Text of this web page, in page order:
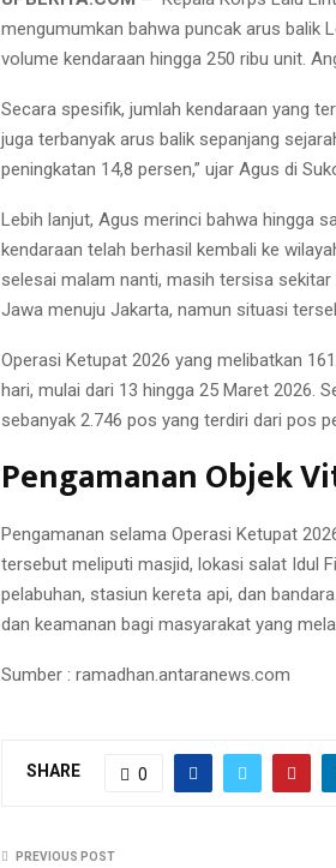
mengumumkan bahwa puncak arus balik
volume kendaraan hingga 250 ribu unit.
Secara spesifik, jumlah kendaraan yang
juga terbanyak arus balik sepanjang
peningkatan 14,8 persen,” ujar Agus di
Lebih lanjut, Agus merinci bahwa hingga
kendaraan telah berhasil kembali ke
selesai malam nanti, masih tersisa
Jawa menuju Jakarta, namun situasi
Operasi Ketupat 2026 yang melibatkan
hari, mulai dari 13 hingga 25 Maret 2026.
sebanyak 2.746 pos yang terdiri dari pos
Pengamanan Objek
Pengamanan selama Operasi Ketupat
tersebut meliputi masjid, lokasi salat Idul
pelabuhan, stasiun kereta api, dan
dan keamanan bagi masyarakat yang
Sumber : ramadhan.antaranews.com
SHARE 0
PREVIOUS POST